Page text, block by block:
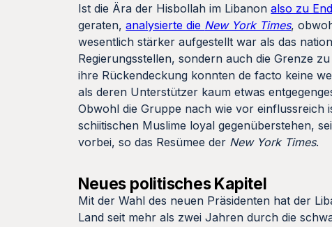
Ist die Ära der Hisbollah im Libanonalso zu
geraten,analysierte die New York Times,
wesentlich stärker aufgestellt war als das
Regierungsstellen, sondern auch die Grenze
ihre Rückendeckung konnten de facto keine
als deren Unterstützer kaum etwas
Obwohl die Gruppe nach wie vor einflussreich
schiitischen Muslime loyal gegenüberstehen,
vorbei, so das Resümee der New York Times.
Neues politisches Kapitel
Mit der Wahl des neuen Präsidenten hat der
Land seit mehr als zwei Jahren durch die